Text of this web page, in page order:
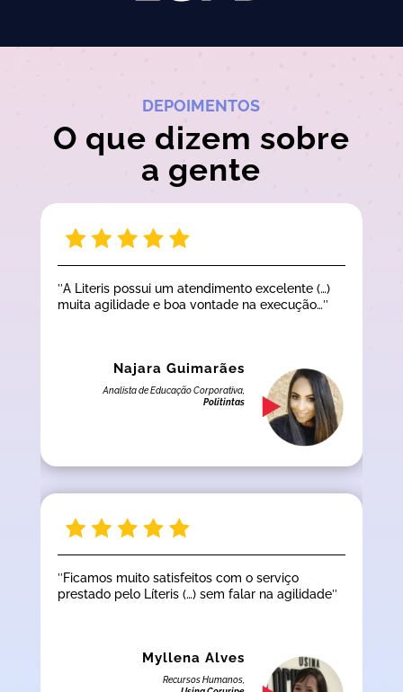
DEPOIMENTOS
O que dizem sobre
a gente
″A Literis possui um atendimento excelente (…)
muita agilidade e boa vontade na execução…″
Najara Guimarães
Analista de Educação Corporativa,
Politintas
″Ficamos muito satisfeitos com o serviço
prestado pelo Líteris (…) sem falar na agilidade″
Myllena Alves
Recursos Humanos,